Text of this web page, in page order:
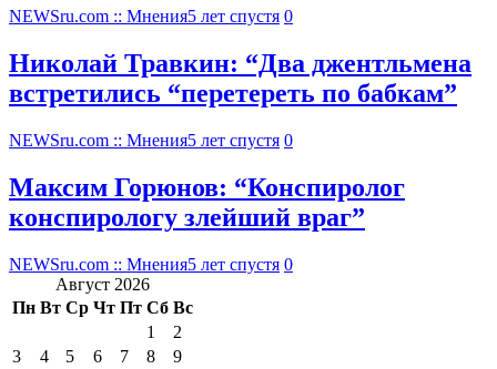
NEWSru.com :: Мнения5 лет спустя 0
Николай Травкин: “Два джентльмена
встретились “перетереть по бабкам”
NEWSru.com :: Мнения5 лет спустя 0
Максим Горюнов: “Конспиролог
конспирологу злейший враг”
NEWSru.com :: Мнения5 лет спустя 0
Август 2026
Пн Вт Ср Чт Пт Сб Вс
1
2
3
4 5 6 7 8
9